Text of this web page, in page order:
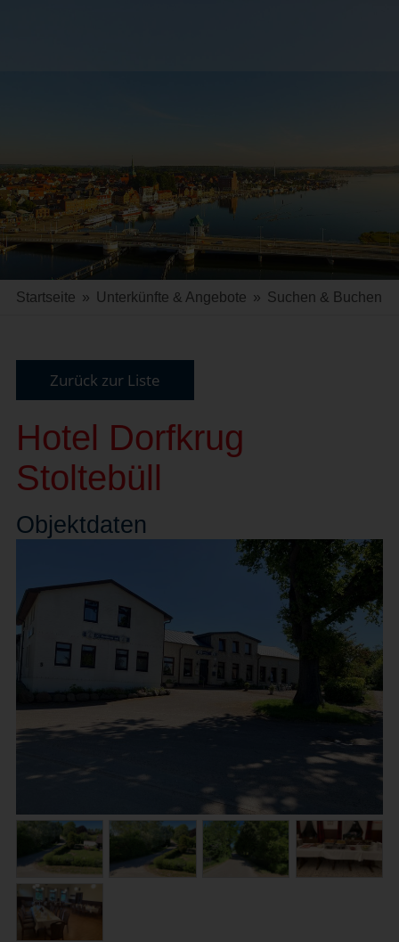
Startseite » Unterkünfte & Angebote » Suchen & Buchen
Zurück zur Liste
Hotel Dorfkrug
Stoltebüll
Objektdaten